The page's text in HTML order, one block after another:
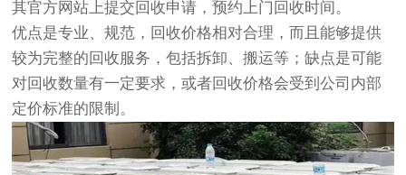
其官方网站上提交回收申请，预约上门回收时间。
优点是专业、规范，回收价格相对合理，而且能够提供
较为完整的回收服务，包括拆卸、搬运等；缺点是可能
对回收数量有一定要求，或者回收价格会受到公司内部
定价标准的限制。